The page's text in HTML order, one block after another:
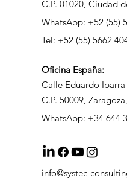
C.P. 01020, Ciudad
Tel: +52 (55) 5662
WhatsApp: +52 (55)
OficinaEspaña:
Calle Eduardo Ibarra
C.P. 50009,
WhatsApp: +34 644
info@systec-